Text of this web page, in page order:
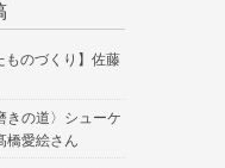
ものづくり】佐藤
きの道〉シューケ
橋愛絵さん